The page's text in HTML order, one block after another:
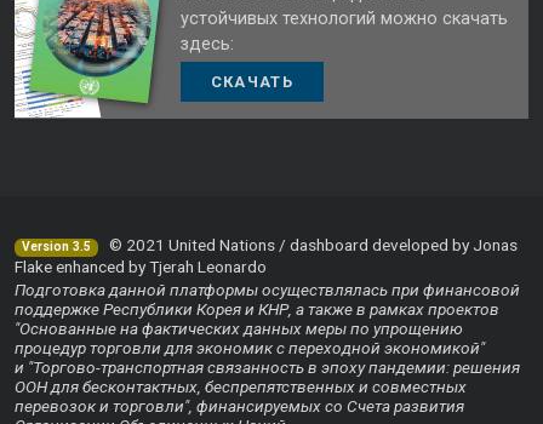
устойчивых технологий можно скачать
здесь:
СКАЧАТЬ
Version 3.5
© 2021 United Nations / dashboard developed by Jonas
Flake enhanced by Tjerah Leonardo
Подготовка данной платформы осуществлялась при финансовой
поддержке Республики Корея и КНР, а также в рамках проектов
"Основанные на фактических данных меры по упрощению
процедур торговли для экономик с переходной экономикой"
и "Торгово-транспортная связанность в эпоху пандемии: решения
ООН для бесконтактных, беспрепятственных и совместных
перевозок и торговли", финансируемых со Счета развития